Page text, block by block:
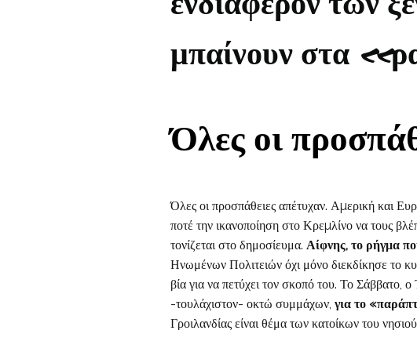
μπαίνουν στα
Όλες οι
Όλες οι προσπάθειες απέτυχαν. Αµερική και
ποτέ την ικανοποίηση στο Κρεµλίνο να τους
τονίζεται στο δημοσίευμα. Αίφνης, το ρήγμα
Ηνωμένων Πολιτειών όχι μόνο διεκδίκησε το
βία για να πετύχει τον σκοπό του. Το Σάββατο,
-τουλάχιστον- οκτώ συμμάχων, για το
Γροιλανδίας είναι θέμα των κατοίκων του